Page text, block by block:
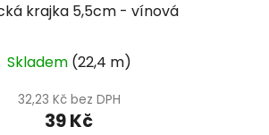
krajka 5,5cm - vínová
Skladem (22,4 m)
32,23 Kč bez DPH
39 Kč